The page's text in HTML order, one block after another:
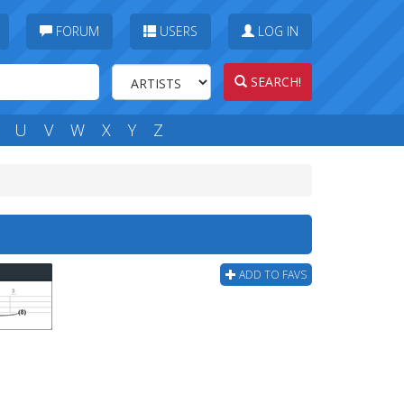
FORUM USERS LOG IN
SEARCH!
U V W X Y Z
ADD TO FAVS